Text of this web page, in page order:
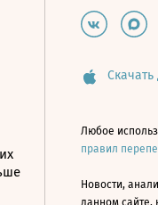
Скачать
Любое
правил
Новости,
данном сайте,